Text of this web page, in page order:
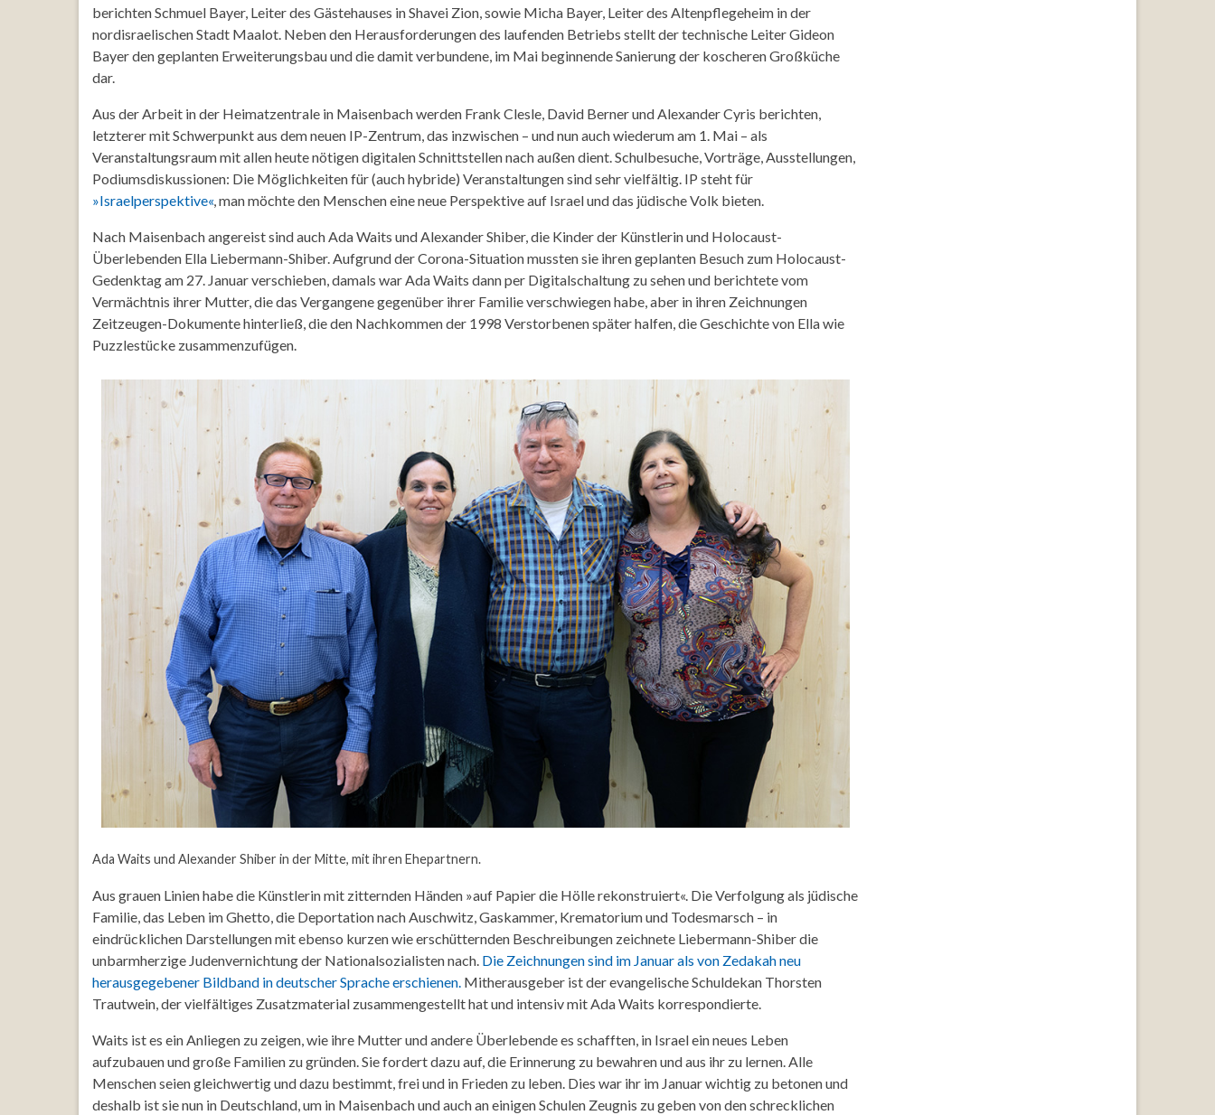
berichten Schmuel Bayer, Leiter des Gästehauses in Shavei Zion, sowie Micha Bayer, Leiter des Altenpflegeheim in der
nordisraelischen Stadt Maalot. Neben den Herausforderungen des laufenden Betriebs stellt der technische Leiter Gideon
Bayer den geplanten Erweiterungsbau und die damit verbundene, im Mai beginnende Sanierung der koscheren Großküche
dar.
Aus der Arbeit in der Heimatzentrale in Maisenbach werden Frank Clesle, David Berner und Alexander Cyris berichten,
letzterer mit Schwerpunkt aus dem neuen IP-Zentrum, das inzwischen – und nun auch wiederum am 1. Mai – als
Veranstaltungsraum mit allen heute nötigen digitalen Schnittstellen nach außen dient. Schulbesuche, Vorträge, Ausstellungen,
Podiumsdiskussionen: Die Möglichkeiten für (auch hybride) Veranstaltungen sind sehr vielfältig. IP steht für
»Israelperspektive« , man möchte den Menschen eine neue Perspektive auf Israel und das jüdische Volk bieten.
Nach Maisenbach angereist sind auch Ada Waits und Alexander Shiber, die Kinder der Künstlerin und Holocaust-
Überlebenden Ella Liebermann-Shiber. Aufgrund der Corona-Situation mussten sie ihren geplanten Besuch zum Holocaust-
Gedenktag am 27. Januar verschieben, damals war Ada Waits dann per Digitalschaltung zu sehen und berichtete vom
Vermächtnis ihrer Mutter, die das Vergangene gegenüber ihrer Familie verschwiegen habe, aber in ihren Zeichnungen
Zeitzeugen-Dokumente hinterließ, die den Nachkommen der 1998 Verstorbenen später halfen, die Geschichte von Ella wie
Puzzlestücke zusammenzufügen.
Ada Waits und Alexander Shiber in der Mitte, mit ihren Ehepartnern.
Aus grauen Linien habe die Künstlerin mit zitternden Händen »auf Papier die Hölle rekonstruiert«. Die Verfolgung als jüdische
Familie, das Leben im Ghetto, die Deportation nach Auschwitz, Gaskammer, Krematorium und Todesmarsch – in
eindrücklichen Darstellungen mit ebenso kurzen wie erschütternden Beschreibungen zeichnete Liebermann-Shiber die
unbarmherzige Judenvernichtung der Nationalsozialisten nach. Die Zeichnungen sind im Januar als von Zedakah neu
herausgegebener Bildband in deutscher Sprache erschienen. Mitherausgeber ist der evangelische Schuldekan Thorsten
Trautwein, der vielfältiges Zusatzmaterial zusammengestellt hat und intensiv mit Ada Waits korrespondierte.
Waits ist es ein Anliegen zu zeigen, wie ihre Mutter und andere Überlebende es schafften, in Israel ein neues Leben
aufzubauen und große Familien zu gründen. Sie fordert dazu auf, die Erinnerung zu bewahren und aus ihr zu lernen. Alle
Menschen seien gleichwertig und dazu bestimmt, frei und in Frieden zu leben. Dies war ihr im Januar wichtig zu betonen und
deshalb ist sie nun in Deutschland, um in Maisenbach und auch an einigen Schulen Zeugnis zu geben von den schrecklichen